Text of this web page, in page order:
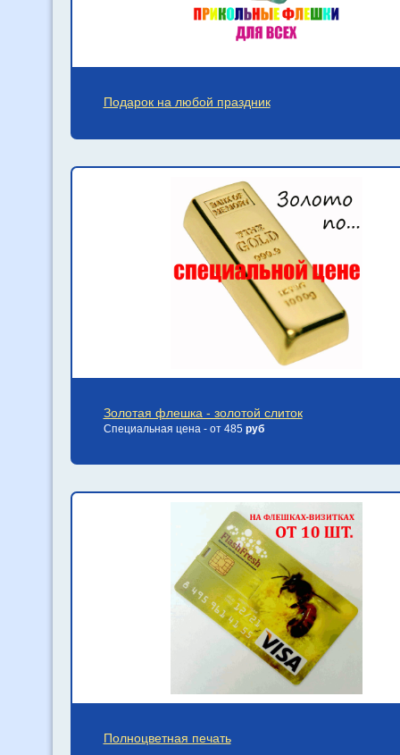
Подарок на любой праздник
Золотая флешка - золотой слиток
Специальная цена - от 485 руб
Полноцветная печать